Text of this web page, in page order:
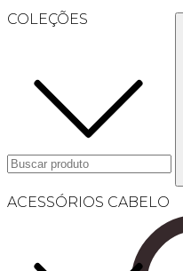
COLEÇÕES
ACESSÓRIOS CABELO